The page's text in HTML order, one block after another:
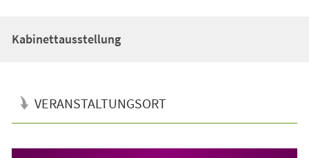
Kabinettausstellung
VERANSTALTUNGSORT